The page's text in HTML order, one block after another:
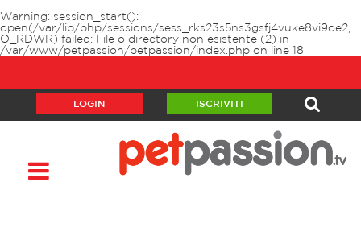
Warning: session_start():
open(/var/lib/php/sessions/sess_rks23s5ns3gsfj4vuke8vi9oe2,
O_RDWR) failed: File o directory non esistente (2) in
/var/www/petpassion/petpassion/index.php on line 18
LOGIN ISCRIVITI